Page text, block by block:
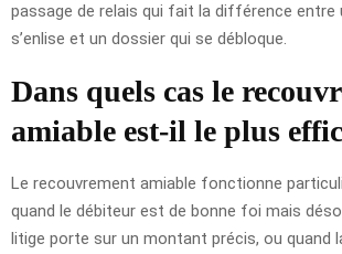
passage de relais qui fait la différence entre
s’enlise et un dossier qui se débloque.
Dans quels cas le
amiable est-il le plus
Le recouvrement amiable fonctionne
quand le débiteur est de bonne foi mais
litige porte sur un montant précis, ou quand